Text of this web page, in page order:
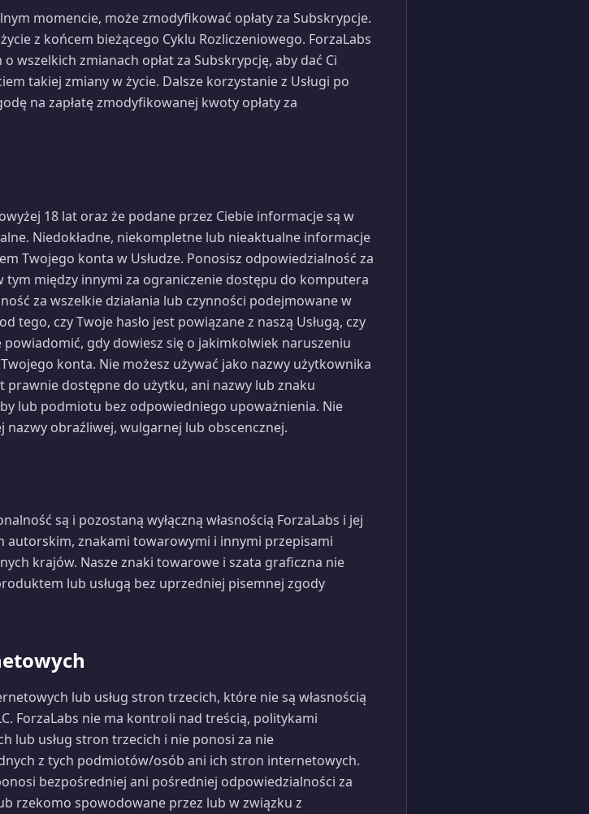
momencie, może zmodyfikować opłaty za Subskrypcje.
z końcem bieżącego Cyklu Rozliczeniowego. ForzaLabs
wszelkich zmianach opłat za Subskrypcję, aby dać Ci
takiej zmiany w życie. Dalsze korzystanie z Usługi po
na zapłatę zmodyfikowanej kwoty opłaty za
18 lat oraz że podane przez Ciebie informacje są w
Niedokładne, niekompletne lub nieaktualne informacje
Twojego konta w Usłudze. Ponosisz odpowiedzialność za
tym między innymi za ograniczenie dostępu do komputera
za wszelkie działania lub czynności podejmowane w
tego, czy Twoje hasło jest powiązane z naszą Usługą, czy
powiadomić, gdy dowiesz się o jakimkolwiek naruszeniu
konta. Nie możesz używać jako nazwy użytkownika
dostępne do użytku, ani nazwy lub znaku
lub podmiotu bez odpowiedniego upoważnienia. Nie
obraźliwej, wulgarnej lub obscencznej.
są i pozostaną wyłączną własnością ForzaLabs i jej
autorskim, znakami towarowymi i innymi przepisami
krajów. Nasze znaki towarowe i szata graficzna nie
lub usługą bez uprzedniej pisemnej zgody
lub usług stron trzecich, które nie są własnością
ForzaLabs nie ma kontroli nad treścią, politykami
lub usług stron trzecich i nie ponosi za nie
z tych podmiotów/osób ani ich stron internetowych.
bezpośredniej ani pośredniej odpowiedzialności za
rzekomo spowodowane przez lub w związku z